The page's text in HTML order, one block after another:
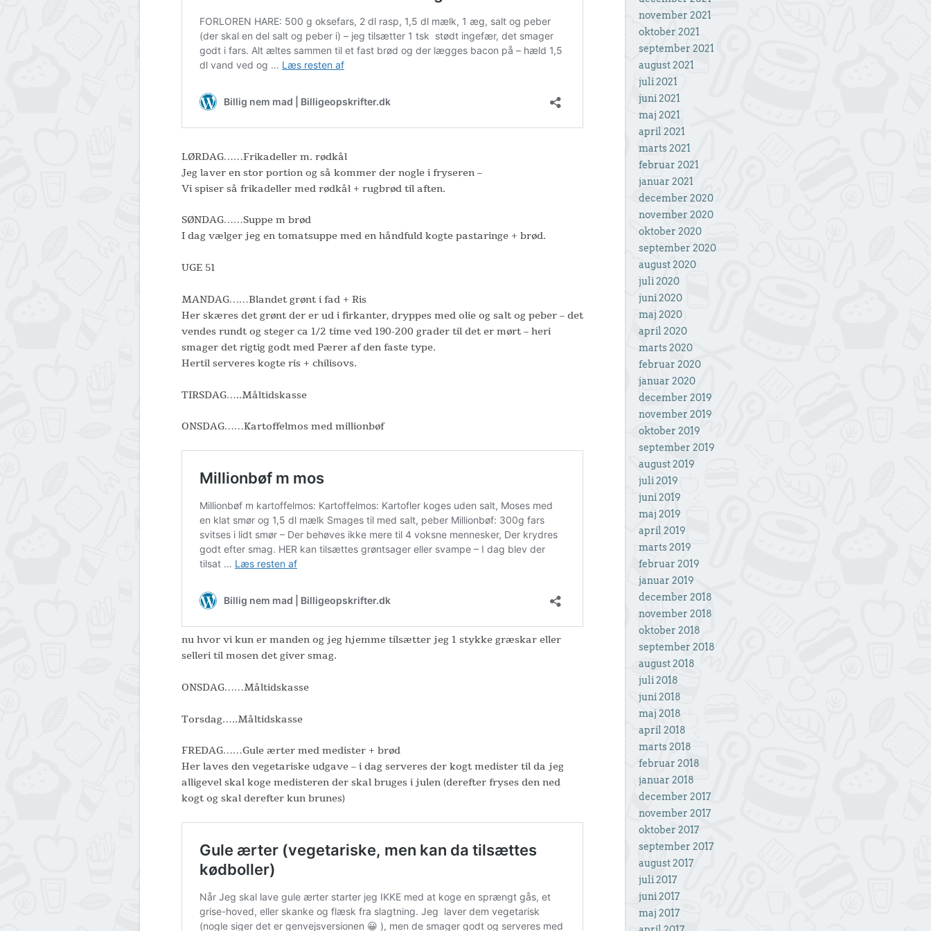
LØRDAG……Frikadeller m. rødkål
Jeg laver en stor portion og så kommer der nogle i fryseren –
Vi spiser så frikadeller med rødkål + rugbrød til aften.
SØNDAG……Suppe m brød
I dag vælger jeg en tomatsuppe med en håndfuld kogte pastaringe + brød.
UGE 51
MANDAG……Blandet grønt i fad + Ris
Her skæres det grønt der er ud i firkanter, dryppes med olie og salt og peber – det
vendes rundt og steger ca 1/2 time ved 190-200 grader til det er mørt – heri
smager det rigtig godt med Pærer af den faste type.
Hertil serveres kogte ris + chilisovs.
TIRSDAG…..Måltidskasse
ONSDAG……Kartoffelmos med millionbøf
nu hvor vi kun er manden og jeg hjemme tilsætter jeg 1 stykke græskar eller
selleri til mosen det giver smag.
ONSDAG……Måltidskasse
Torsdag…..Måltidskasse
FREDAG……Gule ærter med medister + brød
Her laves den vegetariske udgave – i dag serveres der kogt medister til da jeg
alligevel skal koge medisteren der skal bruges i julen (derefter fryses den ned
kogt og skal derefter kun brunes)
november 2021
oktober 2021
september 2021
august 2021
juli 2021
juni 2021
maj 2021
april 2021
marts 2021
februar 2021
januar 2021
december 2020
november 2020
oktober 2020
september 2020
august 2020
juli 2020
juni 2020
maj 2020
april 2020
marts 2020
februar 2020
januar 2020
december 2019
november 2019
oktober 2019
september 2019
august 2019
juli 2019
juni 2019
maj 2019
april 2019
marts 2019
februar 2019
januar 2019
december 2018
november 2018
oktober 2018
september 2018
august 2018
juli 2018
juni 2018
maj 2018
april 2018
marts 2018
februar 2018
januar 2018
december 2017
november 2017
oktober 2017
september 2017
august 2017
juli 2017
juni 2017
maj 2017